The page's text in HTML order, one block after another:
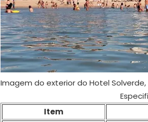
Imagem do exterior do Hotel
Item